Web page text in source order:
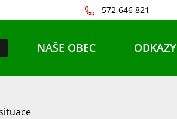
572 646 821
NAŠE OBEC ODKAZY